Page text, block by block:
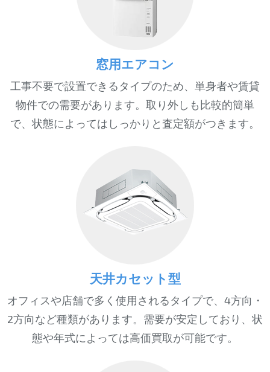
窓用エアコン
工事不要で設置できるタイプのため、単身者や賃貸
物件での需要があります。取り外しも比較的簡単
で、状態によってはしっかりと査定額がつきます。
天井カセット型
オフィスや店舗で多く使用されるタイプで、4方向・
2方向など種類があります。需要が安定しており、状
態や年式によっては高価買取が可能です。